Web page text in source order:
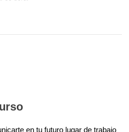
en tu futuro lugar de trabajo